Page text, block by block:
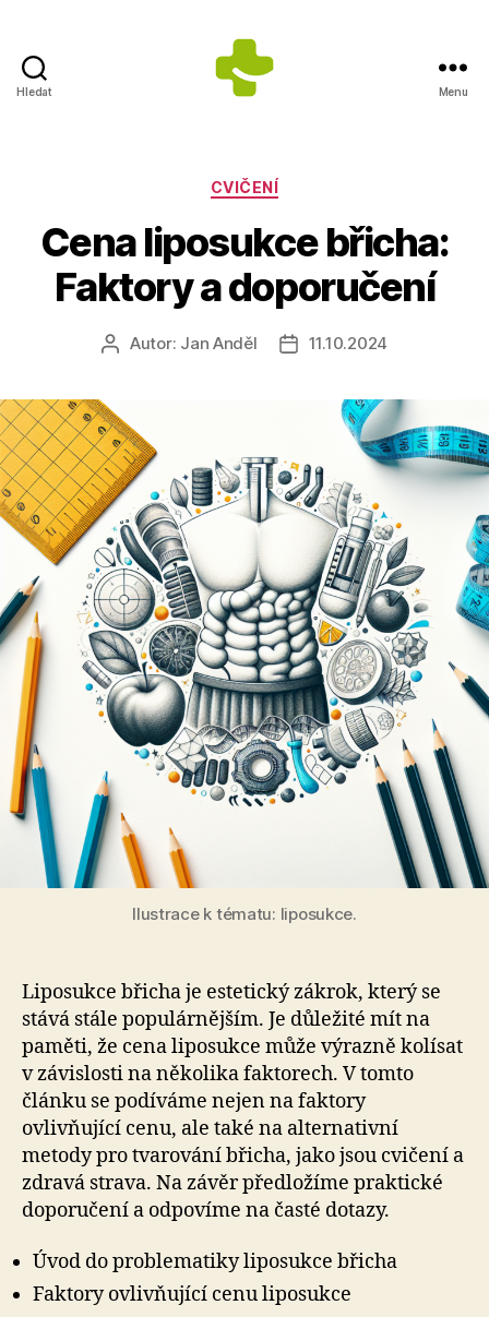
Hledat
s.r.o.
-
Výrobce
doplňků
stravy
Menu
Rubriky
CVIČENÍ
Cena liposukce břicha:
Faktory a doporučení
AutorAutor: Jan Anděl
Datum
11.10.2024
Ilustrace k tématu: liposukce.
Liposukce břicha je estetický zákrok, který se
stává stále populárnějším. Je důležité mít na
paměti, že cena liposukce může výrazně kolísat
v závislosti na několika faktorech. V tomto
článku se podíváme nejen na faktory
ovlivňující cenu, ale také na alternativní
metody pro tvarování břicha, jako jsou cvičení a
zdravá strava. Na závěr předložíme praktické
doporučení a odpovíme na časté dotazy.
Úvod do problematiky liposukce břicha
Faktory ovlivňující cenu liposukce